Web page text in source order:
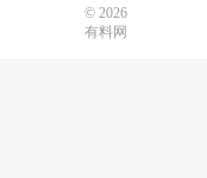
© 2026
有料网